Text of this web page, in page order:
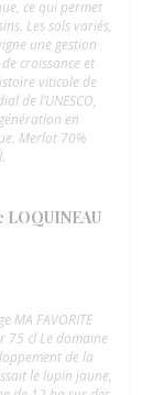
ce qui permet
Les sols variés,
une gestion
croissance et
viticole de
de l’UNESCO,
en
Merlot 70%
LOQUINEAU
MA FAVORITE
75 cl Le domaine
de la
le lupin jaune,